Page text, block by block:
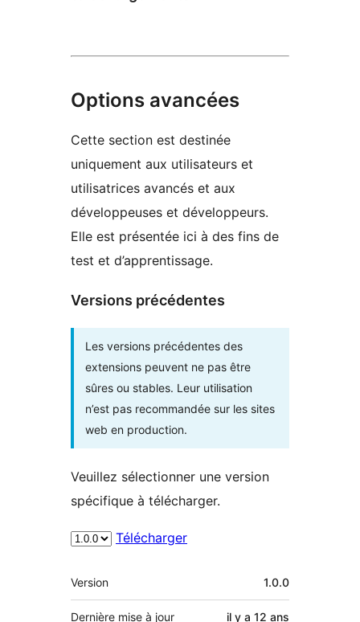
Options avancées
Cette section est destinée
uniquement aux utilisateurs et
utilisatrices avancés et aux
développeuses et développeurs.
Elle est présentée ici à des fins de
test et d’apprentissage.
Versions précédentes
Les versions précédentes des
extensions peuvent ne pas être
sûres ou stables. Leur utilisation
n’est pas recommandée sur les sites
web en production.
Veuillez sélectionner une version
spécifique à télécharger.
Télécharger
Méta
Version 1.0.0
Dernière mise à jour il y a 12 ans